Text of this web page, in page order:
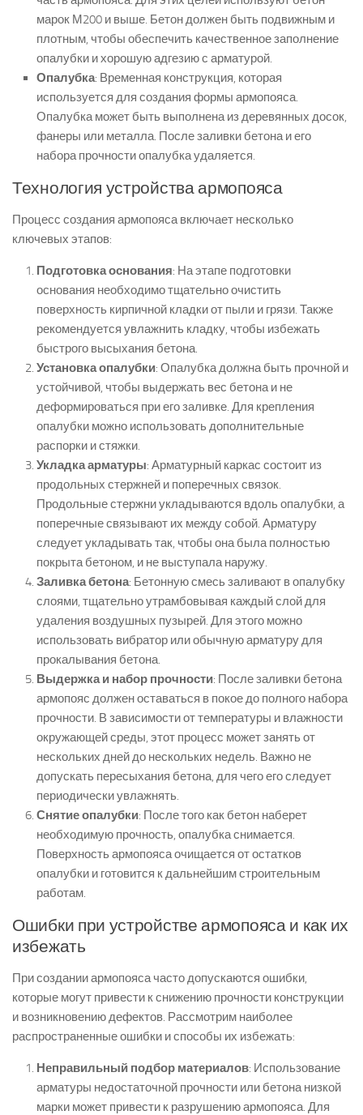
марок М200 и выше. Бетон должен быть подвижным и
плотным, чтобы обеспечить качественное заполнение
опалубки и хорошую адгезию с арматурой.
Опалубка: Временная конструкция, которая
используется для создания формы армопояса.
Опалубка может быть выполнена из деревянных досок,
фанеры или металла. После заливки бетона и его
набора прочности опалубка удаляется.
Технология устройства армопояса
Процесс создания армопояса включает несколько
ключевых этапов:
Подготовка основания: На этапе подготовки
основания необходимо тщательно очистить
поверхность кирпичной кладки от пыли и грязи. Также
рекомендуется увлажнить кладку, чтобы избежать
быстрого высыхания бетона.
Установка опалубки: Опалубка должна быть прочной и
устойчивой, чтобы выдержать вес бетона и не
деформироваться при его заливке. Для крепления
опалубки можно использовать дополнительные
распорки и стяжки.
Укладка арматуры: Арматурный каркас состоит из
продольных стержней и поперечных связок.
Продольные стержни укладываются вдоль опалубки, а
поперечные связывают их между собой. Арматуру
следует укладывать так, чтобы она была полностью
покрыта бетоном, и не выступала наружу.
Заливка бетона: Бетонную смесь заливают в опалубку
слоями, тщательно утрамбовывая каждый слой для
удаления воздушных пузырей. Для этого можно
использовать вибратор или обычную арматуру для
прокалывания бетона.
Выдержка и набор прочности: После заливки бетона
армопояс должен оставаться в покое до полного набора
прочности. В зависимости от температуры и влажности
окружающей среды, этот процесс может занять от
нескольких дней до нескольких недель. Важно не
допускать пересыхания бетона, для чего его следует
периодически увлажнять.
Снятие опалубки: После того как бетон наберет
необходимую прочность, опалубка снимается.
Поверхность армопояса очищается от остатков
опалубки и готовится к дальнейшим строительным
работам.
Ошибки при устройстве армопояса и как их
избежать
При создании армопояса часто допускаются ошибки,
которые могут привести к снижению прочности конструкции
и возникновению дефектов. Рассмотрим наиболее
распространенные ошибки и способы их избежать:
Неправильный подбор материалов: Использование
арматуры недостаточной прочности или бетона низкой
марки может привести к разрушению армопояса. Для